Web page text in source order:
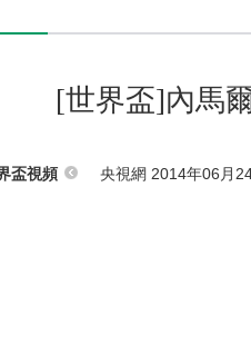
[世界盃]內馬
盃視頻 央視網 2014年06月